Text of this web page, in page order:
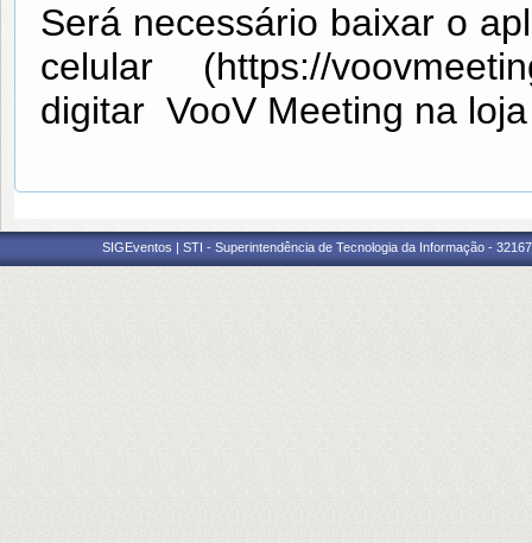
Será necessário baixar o
celular (https://
digitarVooV Meeting na
SIGEventos | STI - Superintendência de Tecnologia da Informação -